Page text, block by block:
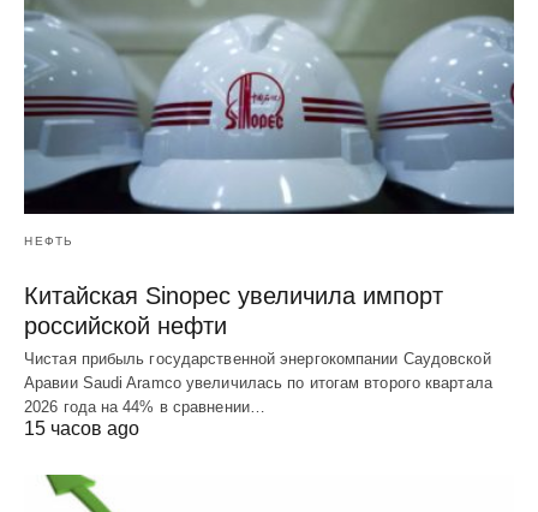
НЕФТЬ
Китайская Sinopec увеличила импорт
российской нефти
Чистая прибыль государственной энергокомпании Саудовской
Аравии Saudi Aramco увеличилась по итогам второго квартала
2026 года на 44% в сравнении…
15 часов ago